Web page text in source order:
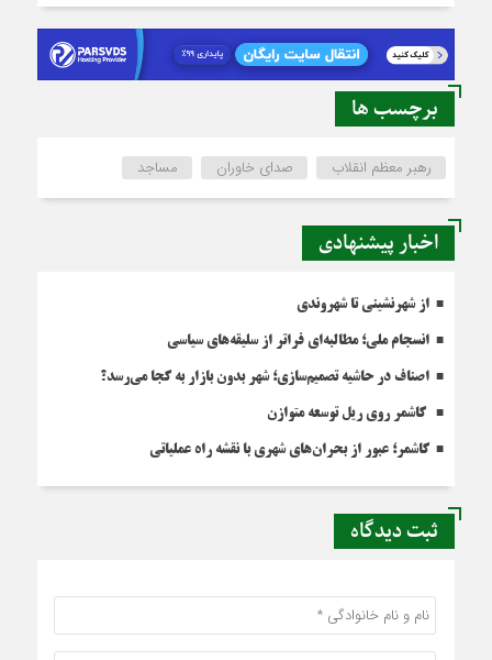
برچسب ها
رهبر معظم انقلاب صدای خاوران مساجد
اخبار پیشنهادی
از شهرنشینی تا شهروندی
انسجام ملی؛ مطالبه‌ای فراتر از سلیقه‌های سیاسی
اصناف در حاشیه تصمیم‌سازی؛ شهر بدون بازار به کجا می‌رسد؟
کاشمر روی ریل توسعه متوازن
کاشمر؛ عبور از بحران‌های شهری با نقشه راه عملیاتی
ثبت دیدگاه